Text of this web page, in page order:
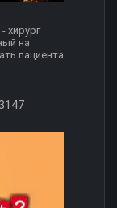
хирург
на
пациента